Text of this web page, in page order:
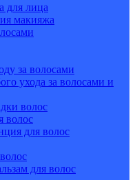
для лица
макияжа
за волосами
ухода за волосами и
волос
волос
для волос
для волос